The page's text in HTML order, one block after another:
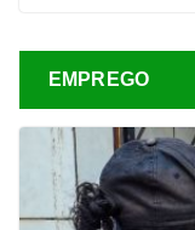
EMPREGO